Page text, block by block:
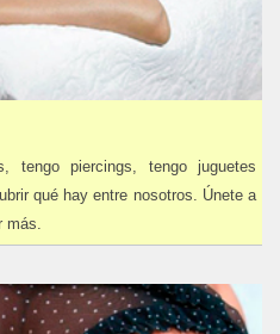
tengo piercings, tengo juguetes
qué hay entre nosotros. Únete a
más.